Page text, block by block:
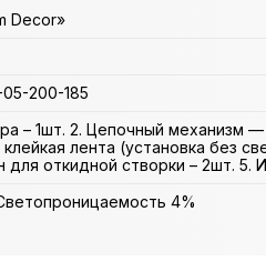
Decor»
200-185
– 1шт. 2. Цепочный механизм
лента (установка без
для откидной створки – 2шт. 5.
4%